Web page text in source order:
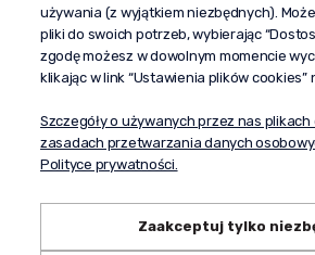
Moje konto
O firmie
używania (z wyjątkiem niezbędnych).
pliki do swoich potrzeb, wybierając
zgodę możesz w dowolnym momencie
klikając w link “Ustawienia plików cookies”
Szczegóły o używanych przez nas
zasadach przetwarzania danych
Polityce prywatności.
Zaakceptuj tylko